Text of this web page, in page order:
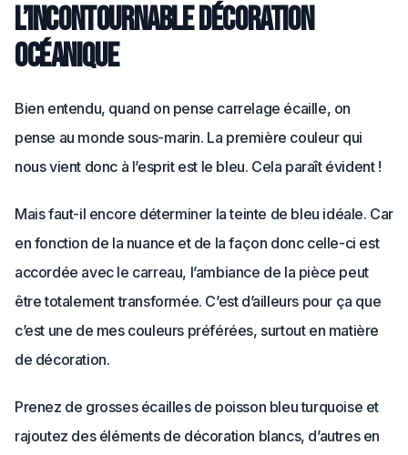
L’incontournable décoration
océanique
Bien entendu, quand on pense carrelage écaille, on
pense au monde sous-marin. La première couleur qui
nous vient donc à l’esprit est le bleu. Cela paraît évident !
Mais faut-il encore déterminer la teinte de bleu idéale. Car
en fonction de la nuance et de la façon donc celle-ci est
accordée avec le carreau, l’ambiance de la pièce peut
être totalement transformée. C’est d’ailleurs pour ça que
c’est une de mes couleurs préférées, surtout en matière
de décoration.
Prenez de grosses écailles de poisson bleu turquoise et
rajoutez des éléments de décoration blancs, d’autres en